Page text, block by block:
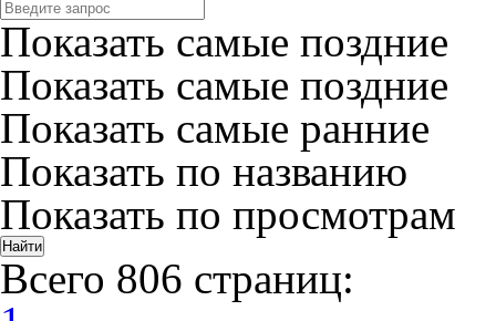
Показать самые поздние
Показать самые поздние
Показать самые ранние
Показать по названию
Показать по просмотрам
Всего 806 страниц: